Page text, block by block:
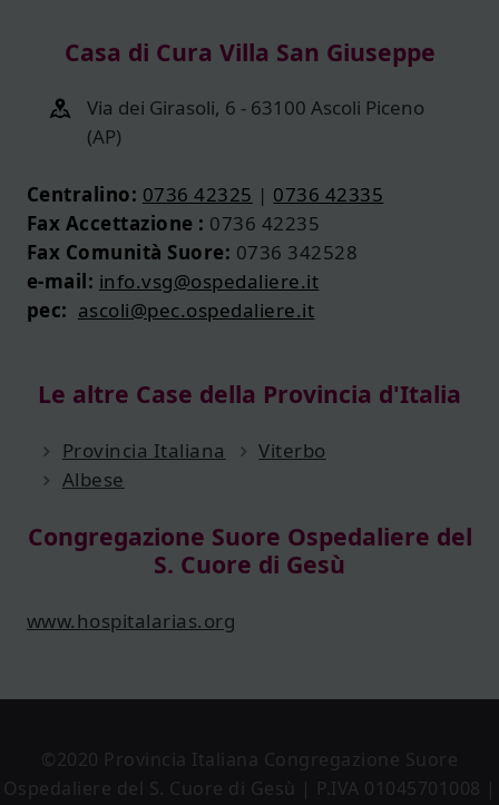
Casa di Cura Villa San Giuseppe
Via dei Girasoli, 6 - 63100 Ascoli Piceno
(AP)
Centralino: 0736 42325 | 0736 42335
Fax Accettazione : 0736 42235
Fax Comunità Suore: 0736 342528
e-mail: info.vsg@ospedaliere.it
pec: ascoli@pec.ospedaliere.it
Le altre Case della Provincia d'Italia
Provincia Italiana
Viterbo
Albese
Congregazione Suore Ospedaliere del
S. Cuore di Gesù
www.hospitalarias.org
©2020 Provincia Italiana Congregazione Suore
Ospedaliere del S. Cuore di Gesù | P.IVA 01045701008 |